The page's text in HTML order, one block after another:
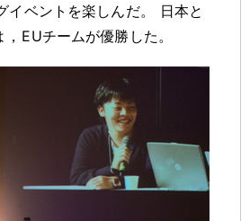
イベントを楽しんだ。
日本と
， EUチームが優勝した 。